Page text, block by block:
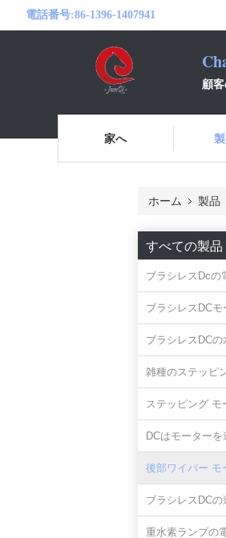
電話番号:86-1396-1407941
顧
家へ
ホーム 製品
すべての製品
ブラシレスDcの
ブラシレスDC
ブラシレスDCの
雑種のステッピ
ステッピング モ
DCはモーターを
後部ワイパー モ
ブラシレスDCの
重水素ランプの